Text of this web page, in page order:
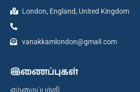
London, England, United Kingdom
vanakkamlondon@gmail.com
இணைப்புகள்